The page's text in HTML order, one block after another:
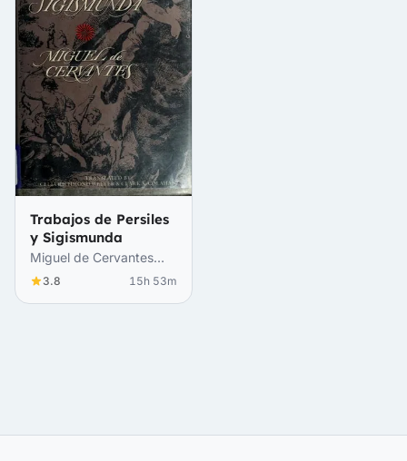
Trabajos de Persiles
y Sigismunda
Miguel de Cervantes
Saavedra
3.8 15h 53m